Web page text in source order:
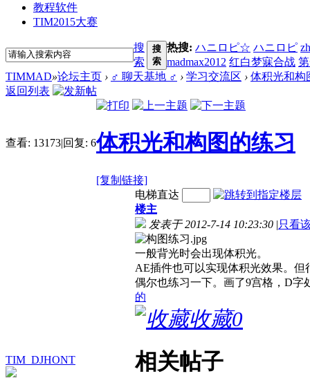
教程软件
TIM2015大赛
搜
索
搜
索
热搜: ハニロピ☆ ハニロピ
madmax2012 红白梦寐合战
TIMMAD»论坛主页 › ♂ 聊天基地 ♂ › 学习交流区 › 体积光和构
返回列表
查看: 13173|回复: 6体积光和构图的练习
[复制链接]
TIM_DJHONT
电梯直达
楼主
发表于 2012-7-14 10:23:30 |只看
一般背光时会出现体积光。
AE插件也可以实现体积光效果。但
偶尔也练习一下。画了9宫格，D字
的
收藏0
相关帖子